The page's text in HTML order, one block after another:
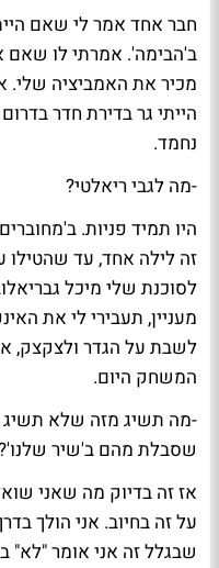
חבר אחד אמר לי שאם
ב'הבימה'. אמרתי לו שאם
מכיר את האמביציה שלי.
הייתי גר בדירת חדר
נחמד.
-מה לגבי ריאלטי?
היו תמיד פניות.
זה לילה אחד, עד
לסוכנת שלי מיכל
מעניין, תעבירי לי את
לשבת על הגדר ולצקצק,
המשחק היום.
-מה תשיג מזה שלא תשיג
שסבלת מהם ב'שיר
אז זה בדיוק מה שאני
על זה בחיוב. אני הולך
שבגלל זה אני אומר "לא"